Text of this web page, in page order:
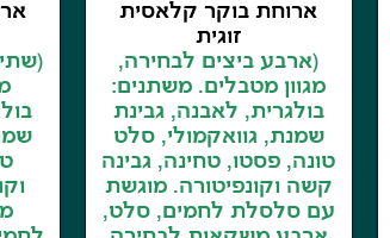
ארוחת בוקר קלאסית
זוגית
(ארבע ביצים לבחירה,
מגוון מטבלים. משתנים:
בולגרית, לאבנה, גבינת
שמנת, גוואקמולי, סלט
טונה, פסטו, טחינה, גבינה
קשה וקונפיטורה. מוגשת
עם סלסלת לחמים, סלט,